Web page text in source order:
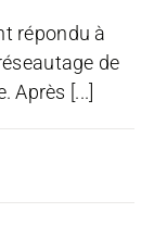
répondu à
de
Après [...]